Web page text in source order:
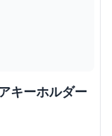
キーホルダー